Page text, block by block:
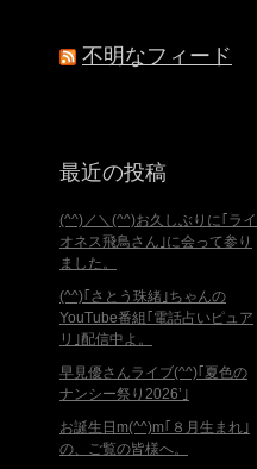
不明なフィード
最近の投稿
(^^)／＼(^^)お久しぶりに｢ライ
オネス飛鳥さん｣に会って参り
ました。
(^^)｢さとう珠緒｣ちゃんの
YouTube番組｢電話占いピュア
リ｣配信中よ。
早見優さんライブ(^^)｢夏色の
ナンシー祭り2026’｣
お誕生日m(^^)m｢８月生まれ｣
の、ご覧の皆様へ。